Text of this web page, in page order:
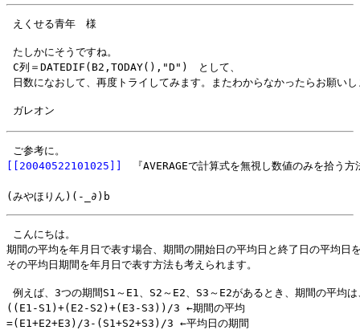
たしかにそうですね。
C列＝DATEDIF(B2,TODAY(),"D")　として、
[[20040522101025]]
『AVERAGEで計算式を無視し数値のみを拾う
こんにちは。
期間の平均を年月日で表す場合、期間の開始日の平均日と終了日の平均日
例えば、3つの期間S1～E1、S2～E2、S3～E2があるとき、期間の平均は
((E1-S1)+(E2-S2)+(E3-S3))/3 ←期間の平均
=(E1+E2+E3)/3-(S1+S2+S3)/3 ←平均日の期間